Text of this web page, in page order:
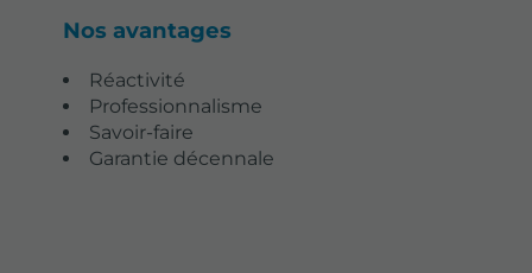
Nos avantages
Réactivité
Professionnalisme
Savoir-faire
Garantie décennale